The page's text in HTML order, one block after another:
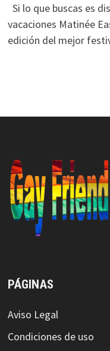
Si lo que buscas es
vacaciones Matinée
edición del mejor
PÁGINAS
Aviso Legal
Condiciones de uso